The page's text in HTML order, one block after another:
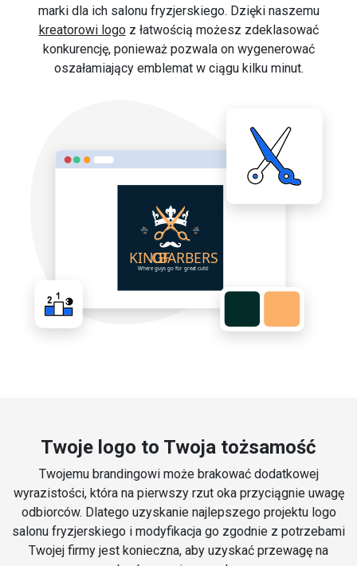
marki dla ich salonu fryzjerskiego. Dzięki naszemu
kreatorowi logoz łatwością możesz zdeklasować
konkurencję, ponieważ pozwala on wygenerować
oszałamiający emblemat w ciągu kilku minut.
Twoje logo to Twoja tożsamość
Twojemu brandingowi może brakować dodatkowej
wyrazistości, która na pierwszy rzut oka przyciągnie uwagę
odbiorców. Dlatego uzyskanie najlepszego projektu logo
salonu fryzjerskiego i modyfikacja go zgodnie z potrzebami
Twojej firmy jest konieczna, aby uzyskać przewagę na